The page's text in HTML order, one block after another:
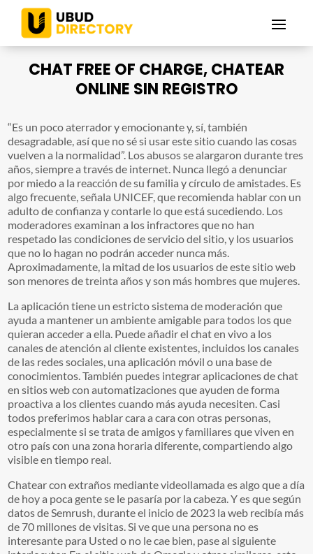
CHAT FREE OF CHARGE, CHATEAR
ONLINE SIN REGISTRO
“Es un poco aterrador y emocionante y, sí, también
desagradable, así que no sé si usar este sitio cuando las cosas
vuelven a la normalidad”. Los abusos se alargaron durante tres
años, siempre a través de internet. Nunca llegó a denunciar
por miedo a la reacción de su familia y círculo de amistades. Es
algo frecuente, señala UNICEF, que recomienda hablar con un
adulto de confianza y contarle lo que está sucediendo. Los
moderadores examinan a los infractores que no han
respetado las condiciones de servicio del sitio, y los usuarios
que no lo hagan no podrán acceder nunca más.
Aproximadamente, la mitad de los usuarios de este sitio web
son menores de treinta años y son más hombres que mujeres.
La aplicación tiene un estricto sistema de moderación que
ayuda a mantener un ambiente amigable para todos los que
quieran acceder a ella. Puede añadir el chat en vivo a los
canales de atención al cliente existentes, incluidos los canales
de las redes sociales, una aplicación móvil o una base de
conocimientos. También puedes integrar aplicaciones de chat
en sitios web con automatizaciones que ayuden de forma
proactiva a los clientes cuando más ayuda necesiten. Casi
todos preferimos hablar cara a cara con otras personas,
especialmente si se trata de amigos y familiares que viven en
otro país con una zona horaria diferente, compartiendo algo
visible en tiempo real.
Chatear con extraños mediante videollamada es algo que a día
de hoy a poca gente se le pasaría por la cabeza. Y es que según
datos de Semrush, durante el inicio de 2023 la web recibía más
de 70 millones de visitas. Si ve que una persona no es
interesante para Usted o no le cae bien, pase al siguiente